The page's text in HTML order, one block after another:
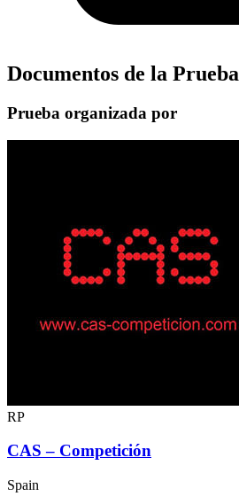
Documentos de la Prueba
Prueba organizada por
RP
CAS – Competición
Spain